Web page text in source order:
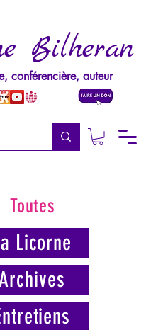
Bilheran
conférencière, auteur
Toutes
Licorne